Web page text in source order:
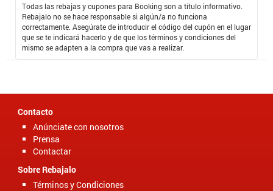
visto, junto a mi familia hemos viajado a de México, Aruba, Republica
Dominicana, Costa Rica y Colombia. Me encanta viajar pero lo que
más me gusta es alojarme Booking siempre disfruto de las mejores
experiencias. Mi familia siempre queda muy feliz después de cada
una de las vacaciones que hemos tenido y esto no ha ayudado para
unirnos y fortalecer más nuestro núcleo familiar.
Todas las rebajas y cupones para Booking son a título informativo.
Rebajalo no se hace responsable si algún/a no funciona
correctamente. Asegúrate de introducir el código del cupón en el lugar
que se te indicará hacerlo y de que los términos y condiciones del
mismo se adapten a la compra que vas a realizar.
Contacto
Anúnciate con nosotros
Prensa
Contactar
Sobre Rebajalo
Términos y Condiciones